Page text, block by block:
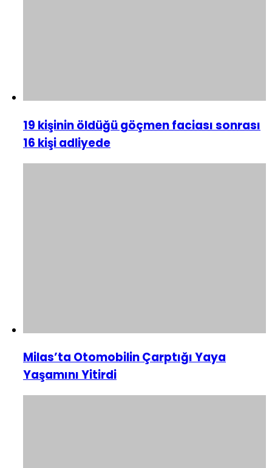
19 kişinin öldüğü göçmen faciası sonrası
16 kişi adliyede
Milas’ta Otomobilin Çarptığı Yaya
Yaşamını Yitirdi